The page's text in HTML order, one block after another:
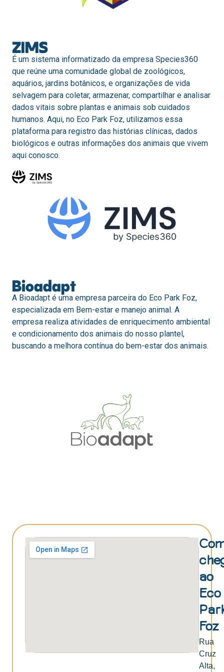
ZIMS
É um sistema informatizado da empresa Species360
que reúne uma comunidade global de zoológicos,
aquários, jardins botânicos, e organizações de vida
selvagem para coletar, armazenar, compartilhar e analisar
dados vitais sobre plantas e animais sob cuidados
humanos. Aqui, no Eco Park Foz, utilizamos essa
plataforma para registro das histórias clínicas, dados
biológicos e outras informações dos animais que vivem
aqui conosco.
Bioadapt
A Bioadapt é uma empresa parceira do Eco Park Foz,
especializada em Bem-estar e manejo animal. A
empresa realiza atividades de enriquecimento ambiental
e condicionamento dos animais do nosso plantel,
buscando a melhora contínua do bem-estar dos animais.
ao
Eco
Foz
Rua
Cruz
Alta,